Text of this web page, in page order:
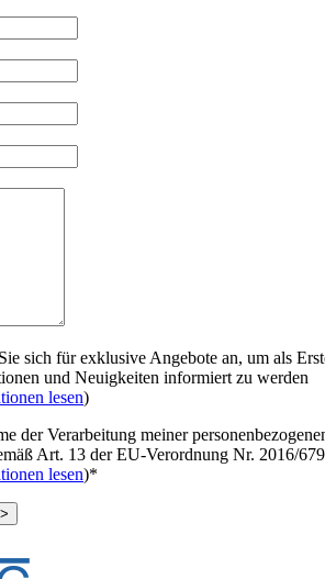
sich für exklusive Angebote an, um als
und Neuigkeiten informiert zu werden
lesen)
der Verarbeitung meiner
Art. 13 der EU-Verordnung Nr. 2016/679
lesen)*